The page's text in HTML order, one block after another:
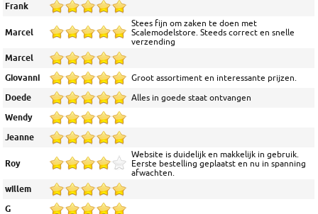
Frank
Marcel
Stees fijn om zaken te doen met
Scalemodelstore. Steeds correct en snelle
verzending
Marcel
Giovanni Groot assortiment en interessante prijzen.
Doede Alles in goede staat ontvangen
Wendy
Jeanne
Roy
Website is duidelijk en makkelijk in gebruik.
Eerste bestelling geplaatst en nu in spanning
afwachten.
willem
G